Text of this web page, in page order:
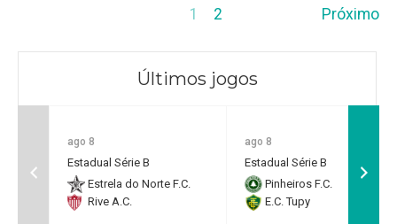
1 2 Próximo
Últimos jogos
ago 8
Estadual Série B
Estrela do Norte F.C.
Rive A.C.
ago 8
Estadual Série B
Pinheiros F.C.
E.C. Tupy